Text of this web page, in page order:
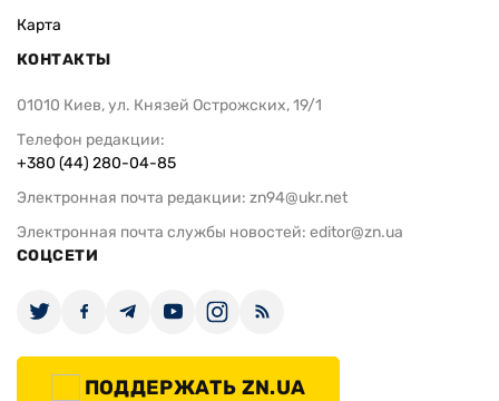
Карта
КОНТАКТЫ
01010 Киев, ул. Князей Острожских, 19/1
Телефон редакции:
+380 (44) 280-04-85
Электронная почта редакции: zn94@ukr.net
Электронная почта службы новостей: editor@zn.ua
СОЦСЕТИ
ПОДДЕРЖАТЬ ZN.UA